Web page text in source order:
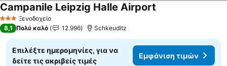
3 ΑστέριαΞενοδοχείο
Campanile Leipzig Halle Airport
8,1 Πολύ καλό 12.996 Schkeuditz
Επιλέξτε ημερομηνίες, για να
δείτε τις ακριβείς τιμές
Εμφάνιση τιμών